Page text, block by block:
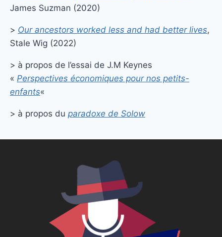
James Suzman (2020)
> Our ancestors worked less and had better lives,
Stale Wig (2022)
> à propos de l’essai de J.M Keynes
« Perspectives économiques pour nos petits-
enfants«
> à propos du paradoxe de Solow